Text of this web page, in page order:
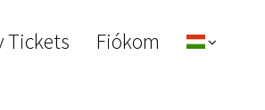
Tickets Fiókom